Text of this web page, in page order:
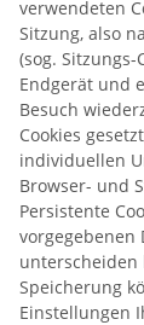
verwendeten
Sitzung, also
(sog.
Endgerät und
Besuch
Cookies
individuellen
Browser- und
Persistente
vorgegebenen
unterscheiden
Speicherung
Einstellungen